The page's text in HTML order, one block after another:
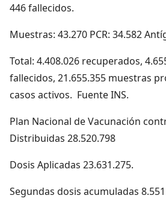
446 fallecidos.
Muestras: 43.270 PCR: 34.582
Total: 4.408.026 recuperados,
fallecidos, 21.655.355 muestras
casos activos. Fuente INS.
Plan Nacional de Vacunación
Distribuidas 28.520.798
Dosis Aplicadas 23.631.275.
Segundas dosis acumuladas